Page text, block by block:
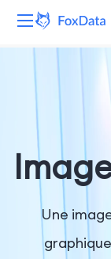
Solutions
Ressources
Une